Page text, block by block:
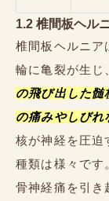
1.2 椎間板ヘル
椎間板ヘルニア
輪に亀裂が生じ
の飛び出した
の痛みやしびれ
核が神経を圧迫
種類は様々です
骨神経痛を引き